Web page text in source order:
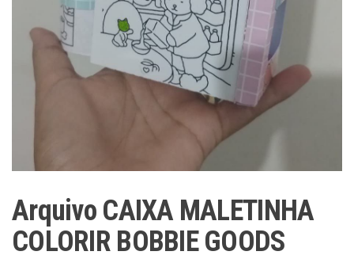
Arquivo CAIXA MALETINHA
COLORIR BOBBIE GOODS